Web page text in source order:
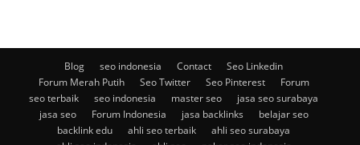
Blog seo indonesia Contact
Seo Linkedin
Forum Merah Putih
Seo Twitter Seo Pinterest
Forum
seo terbaik
seo indonesia master seo
jasa seo surabaya
jasa seo
Forum Indonesia jasa backlinks
belajar seo
backlink edu
ahli seo terbaik
ahli seo surabaya